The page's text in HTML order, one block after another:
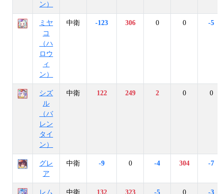
ン）
ミヤ
コ
（ハ
ロウ
ィ
ン）
中衛 -123 306 0 0 -5
シズ
ル
（バ
レン
タイ
ン）
中衛 122 249 2 0 0
グレ
ア
中衛 -9 0 -4 304 -7
レム 中衛 132 323 -5 0 -3